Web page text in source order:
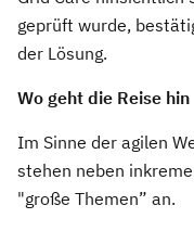
geprüft wurde,
der Lösung.
Wo geht die Reise hin
Im Sinne der agilen
stehen neben
"große Themen” an.